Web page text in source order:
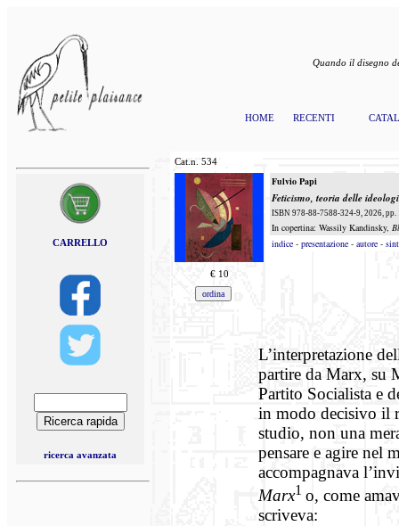
Quando il disegno
HOME RECENTI
CARRELLO
ricerca avanzata
Cat.n. 534
Fulvio Papi
Feticismo, teoria delle
ISBN 978-88-7588-324-9, 2026,
In copertina: Wassily Kandinsky,
indice - presentazione - autore -
€ 10
L’interpretazione
partire da Marx, su
Partito Socialista e
in modo decisivo il
studio, non una
pensare e agire nel
accompagnava
Marx1 o, come
scriveva: